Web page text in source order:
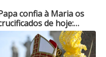
confia à Maria os
de hoje:…